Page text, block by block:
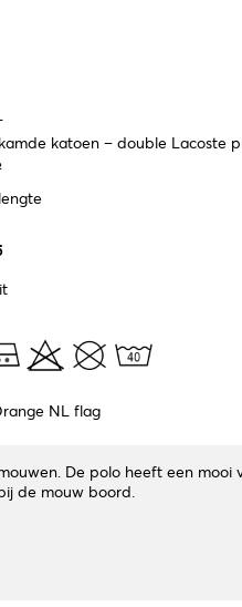
katoen – double Lacoste
NL flag
De polo heeft een mooi
de mouw boord.